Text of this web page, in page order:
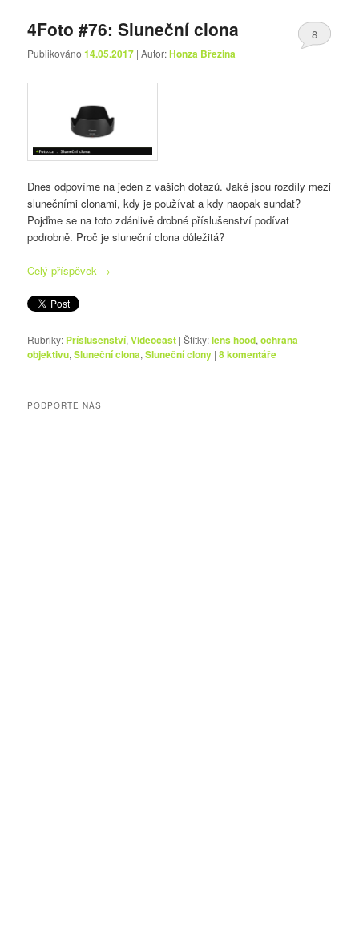
4Foto #76: Sluneční clona
Publikováno14.05.2017 | Autor:Honza Březina
8
Dnes odpovíme na jeden z vašich dotazů. Jaké jsou rozdíly mezi
slunečními clonami, kdy je používat a kdy naopak sundat?
Pojďme se na toto zdánlivě drobné příslušenství podívat
podrobně. Proč je sluneční clona důležitá?
Celý příspěvek →
Rubriky: Příslušenství,Videocast |Štítky:lens hood,ochrana
objektivu,Sluneční clona,Sluneční clony |8komentáře
PODPOŘTE NÁS